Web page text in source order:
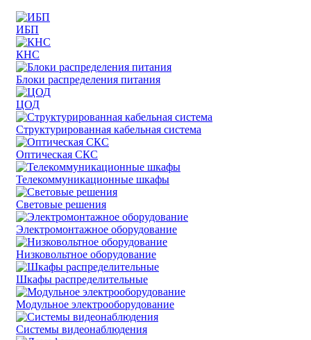
ИБП
КНС
Блоки распределения питания
ЦОД
Структурированная кабельная система
Оптическая СКС
Телекоммуникационные шкафы
Световые решения
Электромонтажное оборудование
Низковольтное оборудование
Шкафы распределительные
Модульное электрооборудование
Системы видеонаблюдения